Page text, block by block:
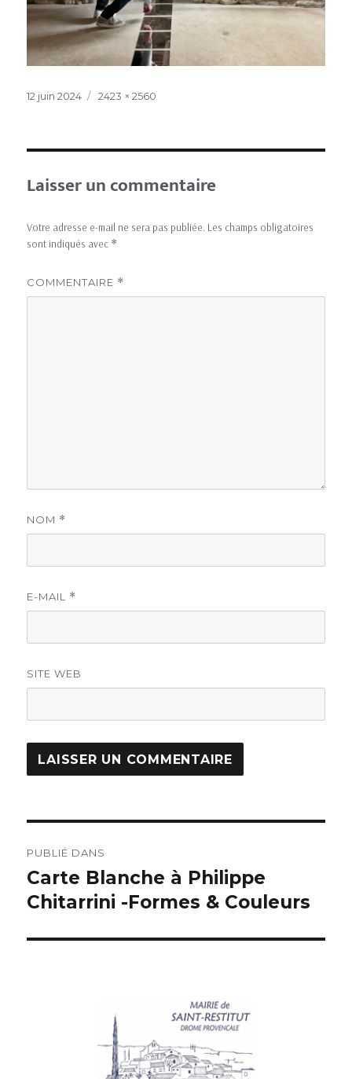
12 juin 2024 2423 × 2560
Laisser un commentaire
Votre adresse e-mail ne sera pas publiée. Les champs obligatoires
sont indiqués avec *
COMMENTAIRE *
NOM *
E-MAIL *
SITE WEB
PUBLIÉ DANS
Carte Blanche à Philippe
Chitarrini -Formes & Couleurs